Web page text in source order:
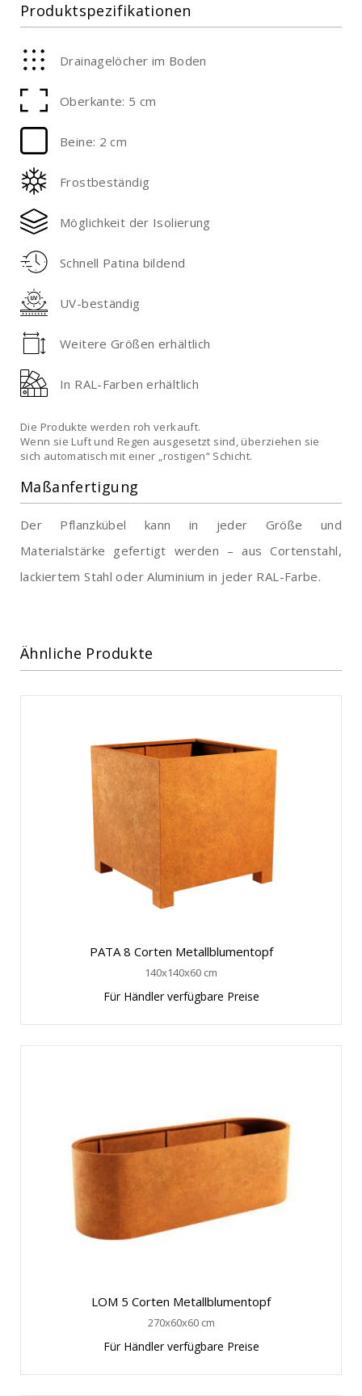
Produktspezifikationen
Drainagelöcher im Boden
Oberkante: 5 cm
Beine: 2 cm
Frostbeständig
Möglichkeit der Isolierung
Schnell Patina bildend
UV-beständig
Weitere Größen erhältlich
In RAL-Farben erhältlich
Die Produkte werden roh verkauft.
Wenn sie Luft und Regen ausgesetzt sind, überziehen sie
sich automatisch mit einer „rostigen“ Schicht.
Maßanfertigung
Der Pflanzkübel kann in jeder Größe und
Materialstärke gefertigt werden – aus Cortenstahl,
lackiertem Stahl oder Aluminium in jeder RAL-Farbe.
Ähnliche Produkte
PATA 8 Corten Metallblumentopf
140x140x60 cm
Für Händler verfügbare Preise
LOM 5 Corten Metallblumentopf
270x60x60 cm
Für Händler verfügbare Preise